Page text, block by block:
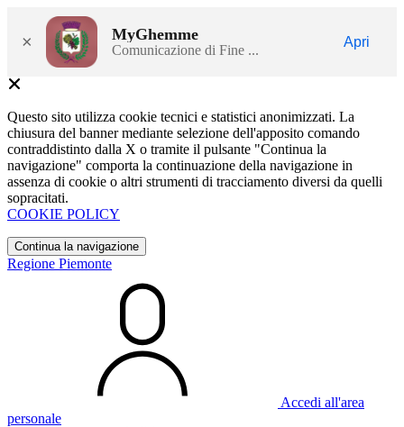
× MyGhemme
Comunicazione di Fine ...
Apri
Questo sito utilizza cookie tecnici e statistici anonimizzati. La
chiusura del banner mediante selezione dell'apposito comando
contraddistinto dalla X o tramite il pulsante "Continua la
navigazione" comporta la continuazione della navigazione in
assenza di cookie o altri strumenti di tracciamento diversi da quelli
sopracitati.
COOKIE POLICY
Continua la navigazione
Regione Piemonte
Accedi all'area
personale